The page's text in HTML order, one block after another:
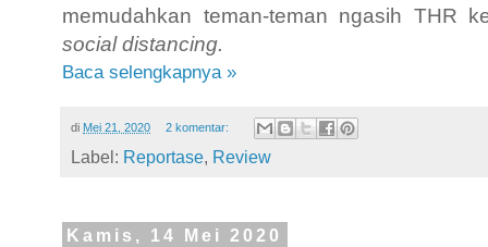
memudahkan teman-teman ngasih THR
social distancing.
Baca selengkapnya »
di Mei 21, 2020 2 komentar:
Label: Reportase, Review
Kamis, 14 Mei 2020